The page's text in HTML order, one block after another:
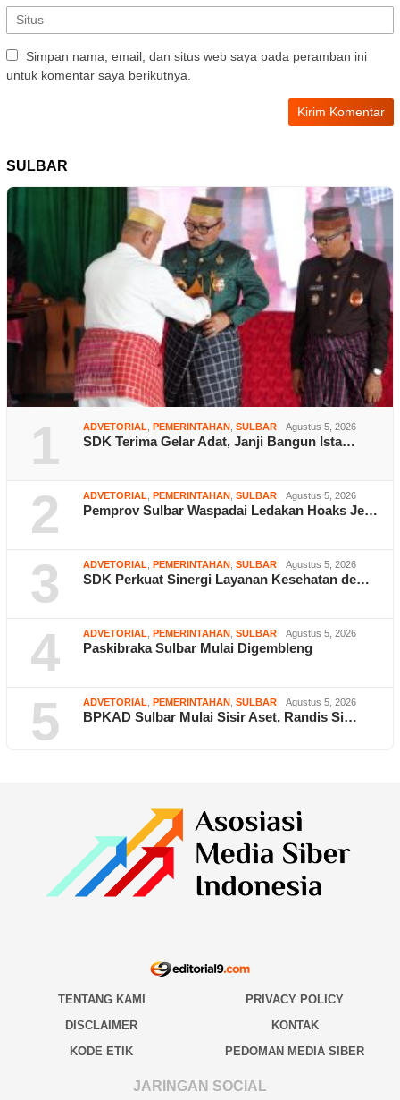
Simpan nama, email, dan situs web saya pada peramban ini
untuk komentar saya berikutnya.
SULBAR
1 ADVETORIAL PEMERINTAHAN SULBAR Agustus 5, 2026
SDK Terima Gelar Adat, Janji Bangun Ista…
2 ADVETORIAL PEMERINTAHAN SULBAR Agustus 5, 2026
Pemprov Sulbar Waspadai Ledakan Hoaks Je…
3 ADVETORIAL PEMERINTAHAN SULBAR Agustus 5, 2026
SDK Perkuat Sinergi Layanan Kesehatan de…
4 ADVETORIAL PEMERINTAHAN SULBAR Agustus 5, 2026
Paskibraka Sulbar Mulai Digembleng
5 ADVETORIAL PEMERINTAHAN SULBAR Agustus 5, 2026
BPKAD Sulbar Mulai Sisir Aset, Randis Si…
TENTANG KAMI
PRIVACY POLICY
DISCLAIMER
KONTAK
KODE ETIK
PEDOMAN MEDIA SIBER
JARINGAN SOCIAL